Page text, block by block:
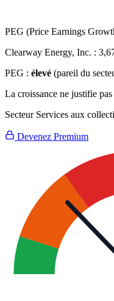
PEG (Price Earnings
Clearway Energy, Inc. :
PEG : élevé (pareil du
La croissance ne justifie
Secteur Services aux
Devenez Premium